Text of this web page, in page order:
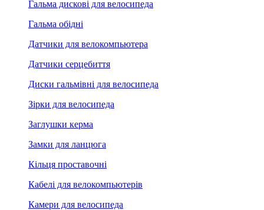
Гальма дискові для велосипеда
Гальма обідні
Датчики для велокомпьютера
Датчики серцебиття
Диски гальмівні для велосипеда
Зірки для велосипеда
Заглушки керма
Замки для ланцюга
Кільця проставочні
Кабелі для велокомпьютерів
Камери для велосипеда